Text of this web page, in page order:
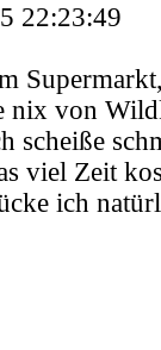
22:23:49
nix von
scheiße
viel Zeit
ich